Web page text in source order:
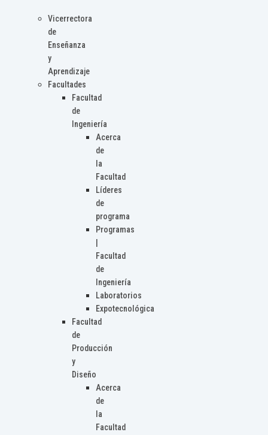
Vicerrectora
de
Enseñanza
y
Aprendizaje
Facultades
Facultad
de
Ingeniería
Acerca
de
la
Facultad
Líderes
de
programa
Programas
Facultad
de
Ingeniería
Laboratorios
Expotecnológica
Facultad
de
Producción
y
Diseño
Acerca
de
la
Facultad